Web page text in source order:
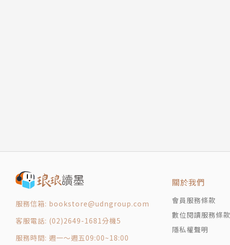
服務信箱: bookstore@udngroup.com
客服電話: (02)2649-1681分機5
服務時間: 週一～週五09:00~18:00
關於我們
會員服務條款
數位閱讀服務條款
隱私權聲明